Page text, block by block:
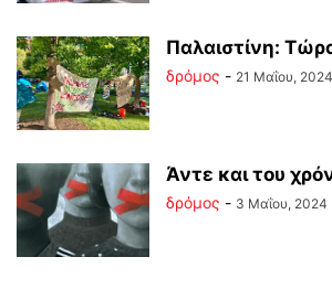
Παλαιστίνη:
δρόμος - 21 Μαΐου, 2024
Άντε και του
δρόμος - 3 Μαΐου, 2024